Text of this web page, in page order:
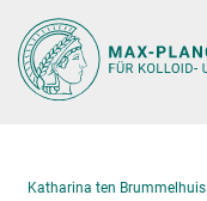
Hauptinhalt
Katharina ten Brummelhuis